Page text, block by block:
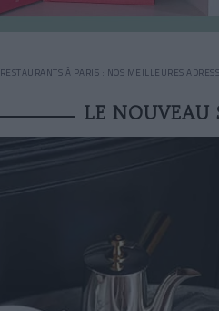
RESTAURANTS À PARIS : NOS MEILLEURES
LE NOUVEAU